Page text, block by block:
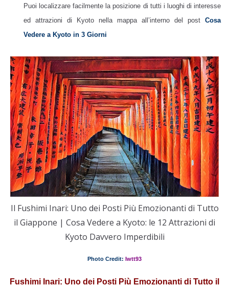
Puoi localizzare facilmente la posizione di tutti i luoghi di interesse
ed attrazioni di Kyoto nella mappa all’interno del post Cosa
Vedere a Kyoto in 3 Giorni
Il Fushimi Inari: Uno dei Posti Più Emozionanti di Tutto
il Giappone | Cosa Vedere a Kyoto: le 12 Attrazioni di
Kyoto Davvero Imperdibili
Photo Credit: Iwtt93
Fushimi Inari: Uno dei Posti Più Emozionanti di Tutto il